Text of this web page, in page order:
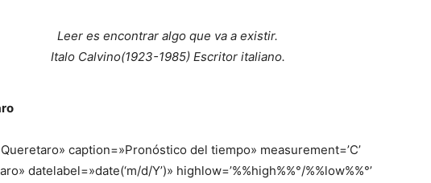
Leer es encontrar algo que va a existir.
Italo Calvino(1923-1985) Escritor italiano.
caption=»Pronóstico del tiempo» measurement=’C’
datelabel=»date(‘m/d/Y’)» highlow=’%%high%%°/%%low%%°’